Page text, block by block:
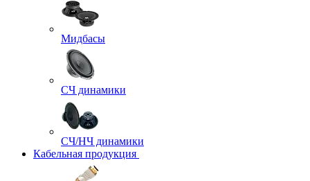
Мидбасы
СЧ динамики
СЧ/НЧ динамики
Кабельная продукция